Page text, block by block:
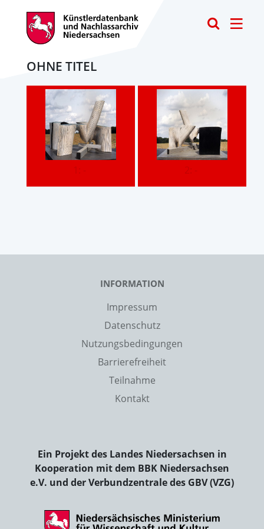
OHNE TITEL
1: - 2: -
INFORMATION
Impressum
Datenschutz
Nutzungsbedingungen
Barrierefreiheit
Teilnahme
Kontakt
Ein Projekt des Landes Niedersachsen in
Kooperation mit dem BBK Niedersachsen
e.V. und der Verbundzentrale des GBV (VZG)